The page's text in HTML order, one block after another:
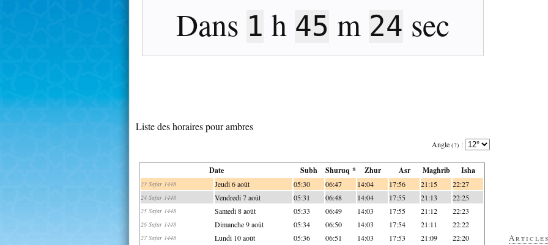
Dans 1 h 45 m 23 sec
Liste des horaires pour ambres
Angle (?) :
Date Subh Shuruq * Zhur Asr Maghrib Isha
23 Safar 1448 Jeudi 6 août 05:30 06:47 14:04 17:56 21:15 22:27
24 Safar 1448 Vendredi 7 août 05:31 06:48 14:04 17:55 21:13 22:25
25 Safar 1448 Samedi 8 août 05:33 06:49 14:03 17:55 21:12 22:23
26 Safar 1448 Dimanche 9 août 05:34 06:50 14:03 17:54 21:11 22:22
27 Safar 1448 Lundi 10 août 05:36 06:51 14:03 17:53 21:09 22:20